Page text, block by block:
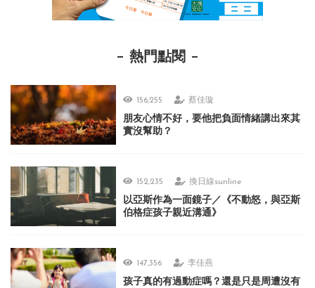
熱門點閱
156,255 蔡佳璇
朋友心情不好，要他把負面情緒講出來其
實沒幫助？
152,235 換日線sunline
以亞斯作為一面鏡子／《不動怒，與亞斯
伯格症孩子親近溝通》
147,356 李佳燕
孩子真的有過動症嗎？還是只是周遭沒有